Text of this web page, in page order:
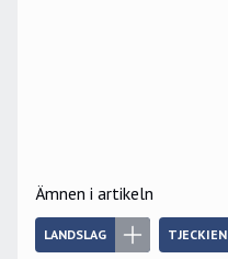
Ämnen i artikeln
LANDSLAG TJECKIEN